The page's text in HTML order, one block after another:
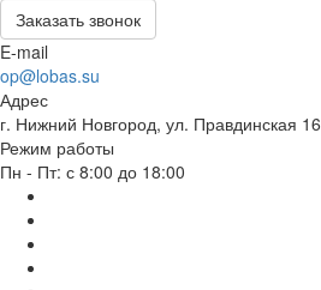
Заказать звонок
E-mail
op@lobas.su
Адрес
г. Нижний Новгород, ул. Правдинская 16
Режим работы
Пн - Пт: с 8:00 до 18:00